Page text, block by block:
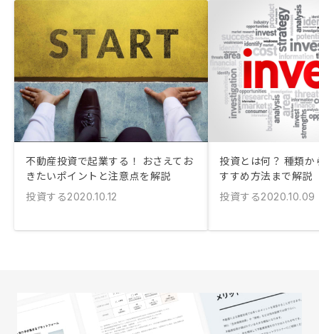
不動産投資で起業する！ おさえてお
きたいポイントと注意点を解説
投資する2020.10.12
投資とは何？ 種類
すすめ方法まで解説
投資する2020.10.09